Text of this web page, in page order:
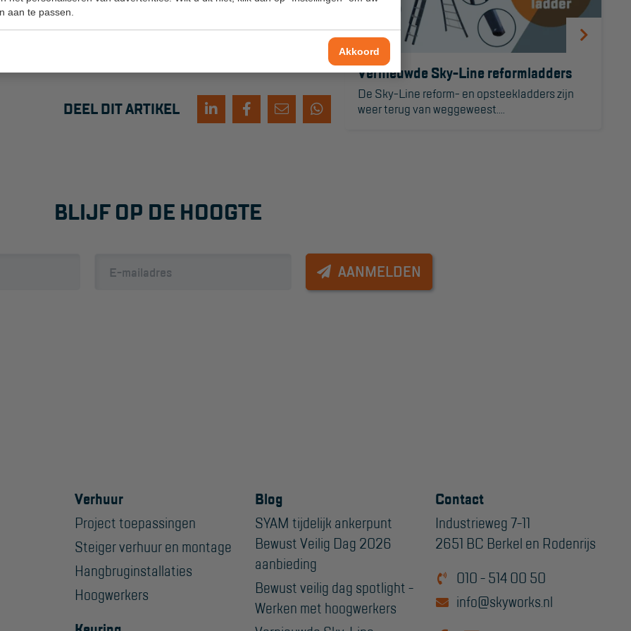
aan te passen.
Akkoord
praktische vaardigheden? Neem dancontactmet ons
training / toolbox op locatie.
DEEL DIT ARTIKEL
Vernieuwde Sky-Line reformladders
De Sky-Line reform- en opsteekladders zijn
weer terug van weggeweest....
BLIJF OP DE HOOGTE
AANMELDEN
Verhuur
Project toepassingen
Steiger verhuur en montage
Hangbruginstallaties
Hoogwerkers
Blog
SYAM tijdelijk ankerpunt
Bewust Veilig Dag 2026
aanbieding
Bewust veilig dag spotlight -
Werken met hoogwerkers
Contact
Industrieweg 7-11
2651 BC Berkel en Rodenrijs
010 - 514 00 50
info@skyworks.nl